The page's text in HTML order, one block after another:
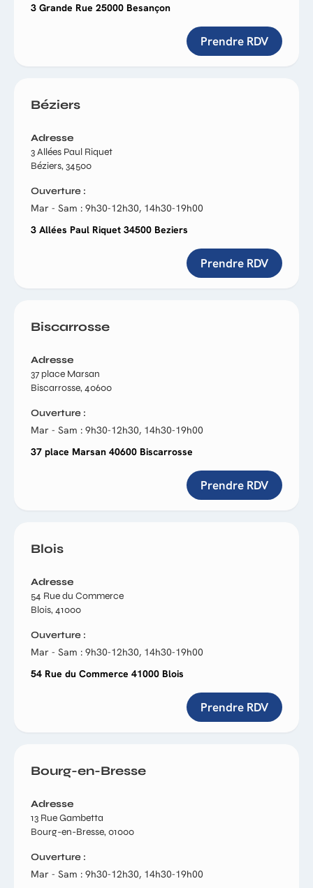
3 Grande Rue 25000 Besançon
Prendre RDV
Béziers
Adresse
3 Allées Paul Riquet
Béziers, 34500
Ouverture
Mar - Sam : 9h30-12h30, 14h30-19h00
3 Allées Paul Riquet 34500 Beziers
Prendre RDV
Biscarrosse
Adresse
37 place Marsan
Biscarrosse, 40600
Ouverture
Mar - Sam : 9h30-12h30, 14h30-19h00
37 place Marsan 40600 Biscarrosse
Prendre RDV
Blois
Adresse
54 Rue du Commerce
Blois, 41000
Ouverture
Mar - Sam : 9h30-12h30, 14h30-19h00
54 Rue du Commerce 41000 Blois
Prendre RDV
Bourg-en-Bresse
Adresse
13 Rue Gambetta
Bourg-en-Bresse, 01000
Ouverture
Mar - Sam : 9h30-12h30, 14h30-19h00